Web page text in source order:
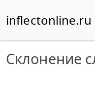
inflectonline.ru
Склонение